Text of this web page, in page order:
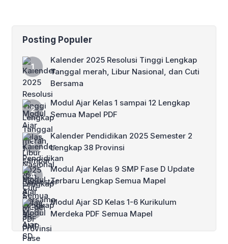
Posting Populer
Kalender 2025 Resolusi Tinggi Lengkap
Tanggal merah, Libur Nasional, dan Cuti
Bersama
Modul Ajar Kelas 1 sampai 12 Lengkap
Semua Mapel PDF
Kalender Pendidikan 2025 Semester 2
Lengkap 38 Provinsi
Modul Ajar Kelas 9 SMP Fase D Update
Terbaru Lengkap Semua Mapel
Modul Ajar SD Kelas 1-6 Kurikulum
Merdeka PDF Semua Mapel